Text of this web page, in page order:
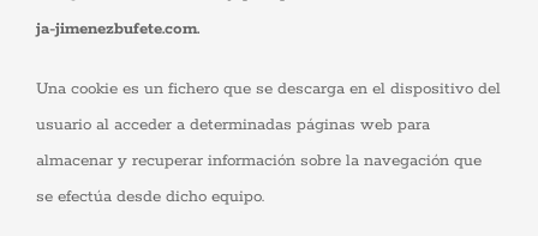
ja-jimenezbufete.com.
Una cookie es un fichero que se descarga en el dispositivo del
usuario al acceder a determinadas páginas web para
almacenar y recuperar información sobre la navegación que
se efectúa desde dicho equipo.